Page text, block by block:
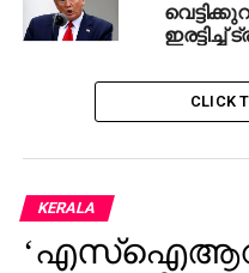
ഇരട്ടിച്ച്
CLICK
KERALA